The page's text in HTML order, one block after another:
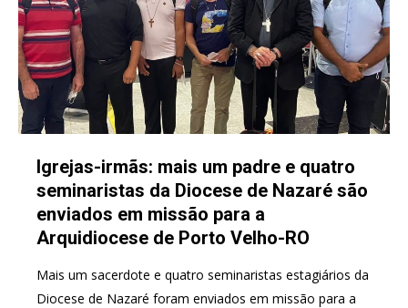
Igrejas-irmãs: mais um padre e quatro
seminaristas da Diocese de Nazaré são
enviados em missão para a
Arquidiocese de Porto Velho-RO
Mais um sacerdote e quatro seminaristas estagiários da
Diocese de Nazaré foram enviados em missão para a